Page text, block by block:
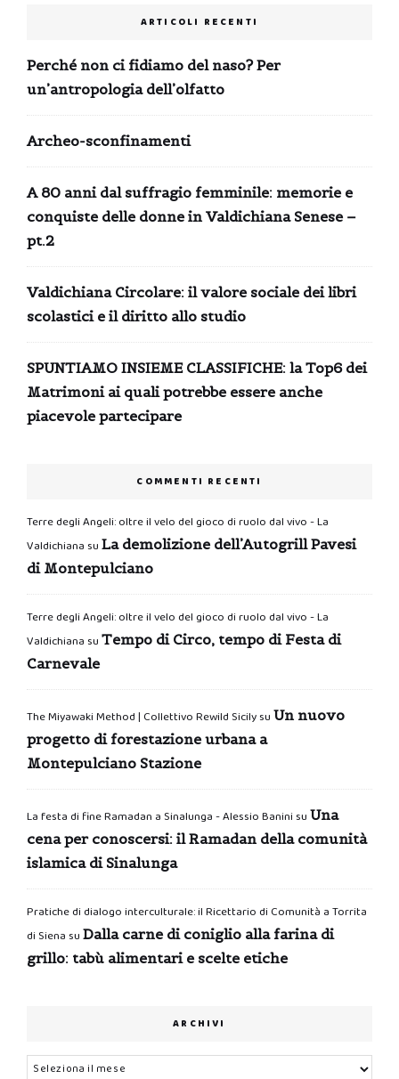
ARTICOLI RECENTI
Perché non ci fidiamo del naso? Per
un’antropologia dell’olfatto
Archeo-sconfinamenti
A 80 anni dal suffragio femminile: memorie e
conquiste delle donne in Valdichiana Senese –
pt.2
Valdichiana Circolare: il valore sociale dei libri
scolastici e il diritto allo studio
SPUNTIAMO INSIEME CLASSIFICHE: la Top6 dei
Matrimoni ai quali potrebbe essere anche
piacevole partecipare
COMMENTI RECENTI
Terre degli Angeli: oltre il velo del gioco di ruolo dal vivo - La
Valdichiana su La demolizione dell’Autogrill Pavesi
di Montepulciano
Terre degli Angeli: oltre il velo del gioco di ruolo dal vivo - La
Valdichiana su Tempo di Circo, tempo di Festa di
Carnevale
The Miyawaki Method | Collettivo Rewild Sicilysu Un nuovo
progetto di forestazione urbana a
Montepulciano Stazione
La festa di fine Ramadan a Sinalunga - Alessio Banini su Una
cena per conoscersi: il Ramadan della comunità
islamica di Sinalunga
Pratiche di dialogo interculturale: il Ricettario di Comunità a Torrita
di Siena su Dalla carne di coniglio alla farina di
grillo: tabù alimentari e scelte etiche
ARCHIVI
Archivi